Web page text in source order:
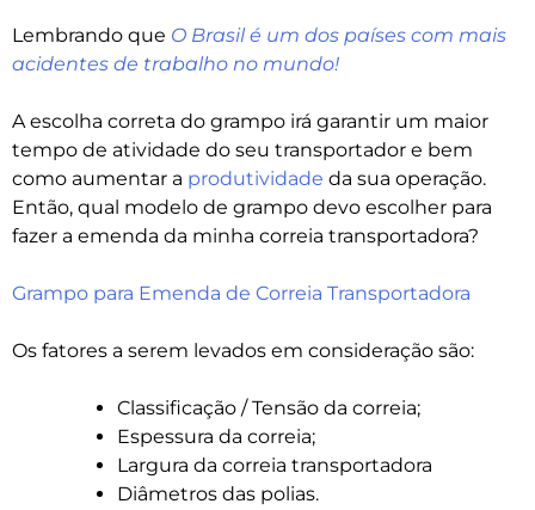
Lembrando que O Brasil é um dos países com mais
acidentes de trabalho no mundo!
A escolha correta do grampo irá garantir um maior
tempo de atividade do seu transportador e bem
como aumentar a produtividade da sua operação.
Então, qual modelo de grampo devo escolher para
fazer a emenda da minha correia transportadora?
Grampo para Emenda de Correia Transportadora
Os fatores a serem levados em consideração são:
Classificação / Tensão da correia;
Espessura da correia;
Largura da correia transportadora
Diâmetros das polias.